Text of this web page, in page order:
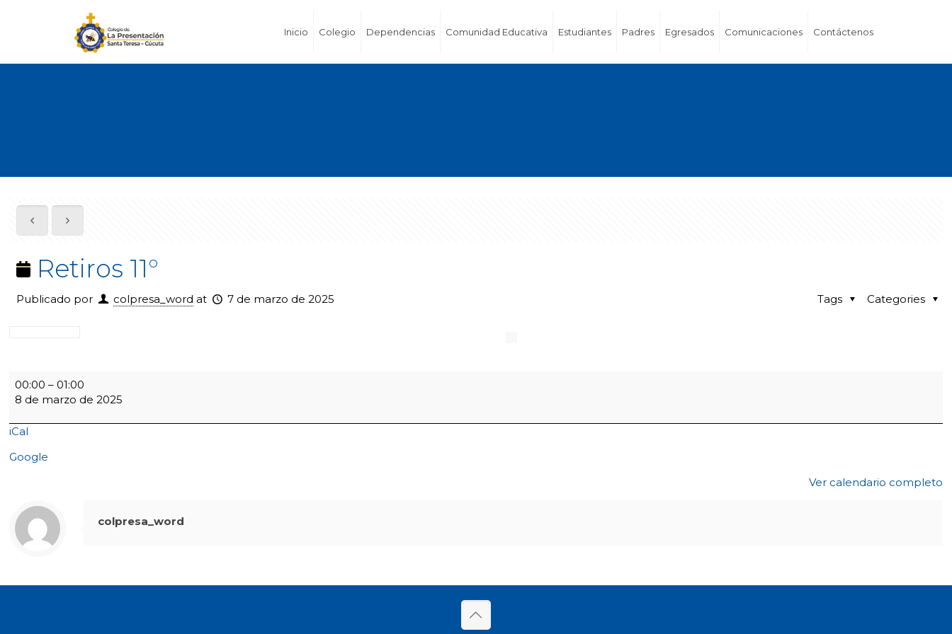
Inicio Colegio Dependencias Comunidad Educativa Estudiantes Padres Egresados Comunicaciones Contáctenos
Retiros 11°
Publicado por colpresa_word at 7 de marzo de 2025 Categories
Tags
Retiros
11°
00:00 –01:00
8 de marzo de 2025
iCal
Google
Ver calendario completo
colpresa_word